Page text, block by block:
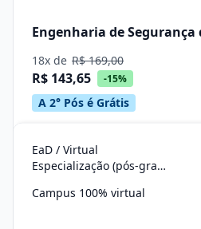
Engenharia de Segurança
18x de R$ 169,00
R$ 143,65 -15%
A 2° Pós é Grátis
EaD / Virtual
Especialização (pós-graduação)
Campus 100% virtual